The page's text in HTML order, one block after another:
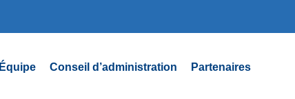
Équipe Conseil d’administration Partenaires